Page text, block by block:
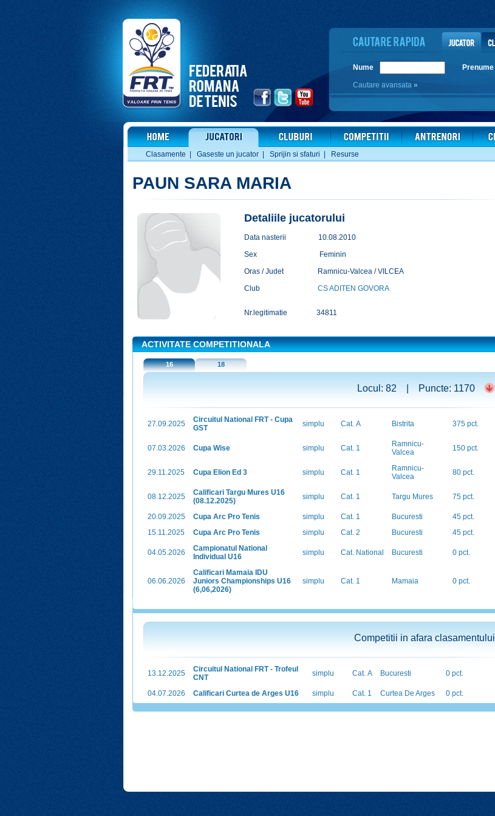
Nume Prenume
Cautare avansata »
Clasamente Gaseste un jucator| Sprijin si sfaturi Resurse
PAUN SARA MARIA
Detaliile jucatorului
Data nasterii
10.08.2010
Sex
Feminin
Oras / Judet
Ramnicu-Valcea / VILCEA
Club
CS ADITEN GOVORA
Nr.legitimatie 34811
ACTIVITATE COMPETITIONALA
16 18
Locul: 82 | Puncte: 1170
27.09.2025
Circuitul National FRT - Cupa
GST
simplu Cat. A Bistrita 375 pct.
07.03.2026 Cupa Wise simplu Cat. 1
Ramnicu-
Valcea
150 pct.
29.11.2025 Cupa Elion Ed 3 simplu Cat. 1
Ramnicu-
Valcea
80 pct.
08.12.2025
Calificari Targu Mures U16
(08.12.2025)
simplu Cat. 1 Targu Mures 75 pct.
20.09.2025 Cupa Arc Pro Tenis simplu Cat. 1 Bucuresti
45 pct.
15.11.2025
Cupa Arc Pro Tenis simplu Cat. 2 Bucuresti 45 pct.
04.05.2026
Campionatul National
Individual U16
simplu Cat. National Bucuresti 0 pct.
06.06.2026
Calificari Mamaia IDU
Juniors Championships U16
(6,06,2026)
simplu Cat. 1 Mamaia 0 pct.
Competitii in afara clasamentului
13.12.2025
Circuitul National FRT - Trofeul
CNT
simplu Cat. A Bucuresti 0 pct.
04.07.2026 Calificari Curtea de Arges U16 simplu Cat. 1 Curtea De Arges 0 pct.